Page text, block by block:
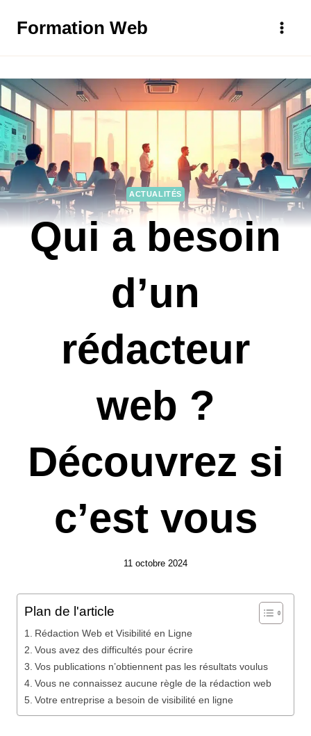
Formation Web
ACTUALITÉS
Qui a besoin
d’un
rédacteur
web ?
Découvrez si
c’est vous
11 octobre 2024
Plan de l'article
Rédaction Web et Visibilité en Ligne
Vous avez des difficultés pour écrire
Vos publications n’obtiennent pas les résultats voulus
Vous ne connaissez aucune règle de la rédaction web
Votre entreprise a besoin de visibilité en ligne